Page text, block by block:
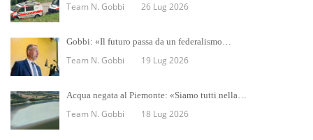
Team N. Gobbi 26 Lug 2026
Gobbi: «Il futuro passa da un federalismo…
Team N. Gobbi 19 Lug 2026
Acqua negata al Piemonte: «Siamo tutti nella…
Team N. Gobbi 18 Lug 2026